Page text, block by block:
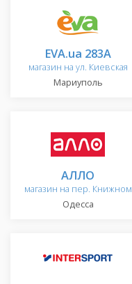
EVA.ua 283A
магазин на ул. Киевская
Мариуполь
АЛЛО
магазин на пер. Книжном
Одесса